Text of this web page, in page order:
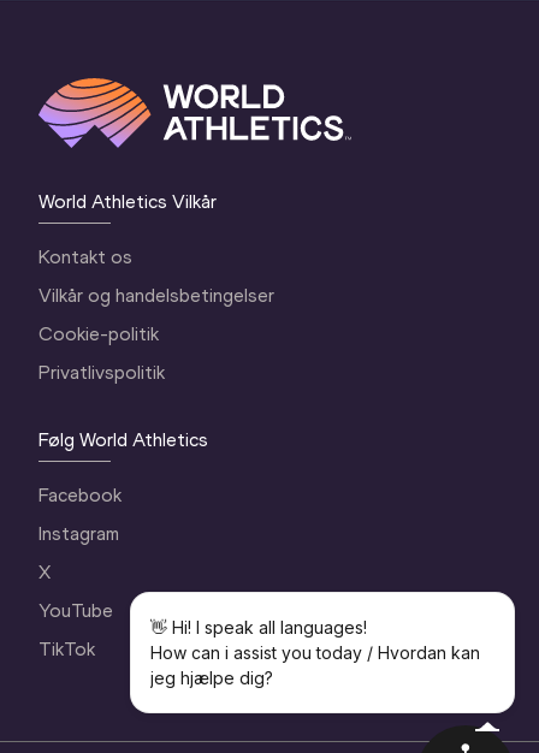
World Athletics Vilkår
Kontakt os
Vilkår og handelsbetingelser
Cookie-politik
Privatlivspolitik
Følg World Athletics
Facebook
Instagram
X
YouTube
TikTok
WRRC26 AI-Chatbot
kan jeg hjælpe dig?
👋 Hi! I speak all languages!
How can i assist you today / Hvordan kan
jeg hjælpe dig?